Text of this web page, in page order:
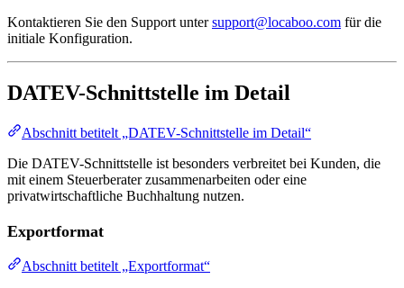
Kontaktieren Sie den Support untersupport@locaboo.com für die
initiale Konfiguration.
DATEV-Schnittstelle im Detail
Abschnitt betitelt „DATEV-Schnittstelle im Detail“
Die DATEV-Schnittstelle ist besonders verbreitet bei Kunden, die
mit einem Steuerberater zusammenarbeiten oder eine
privatwirtschaftliche Buchhaltung nutzen.
Exportformat
Abschnitt betitelt „Exportformat“